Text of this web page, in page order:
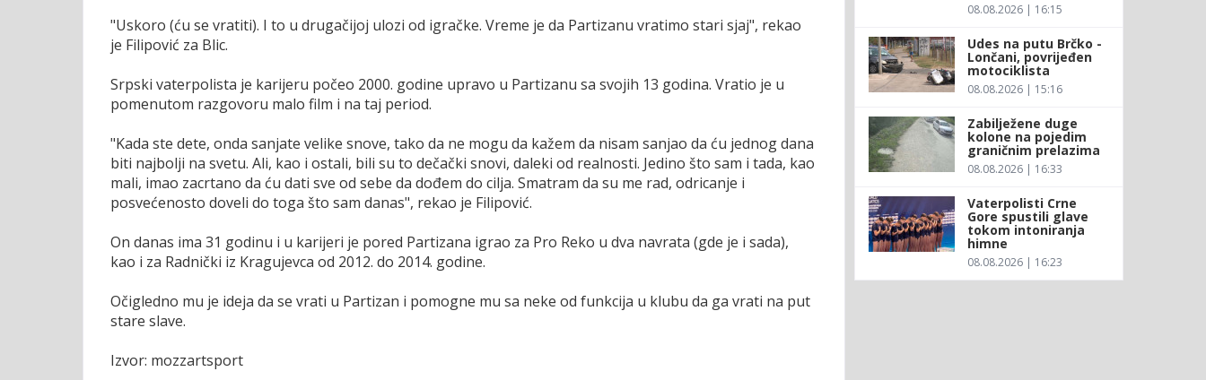
"Uskoro (ću se vratiti). I to u drugačijoj ulozi od igračke. Vreme je da Partizanu vratimo stari sjaj", rekao
je Filipović za Blic.
Srpski vaterpolista je karijeru počeo 2000. godine upravo u Partizanu sa svojih 13 godina. Vratio je u
pomenutom razgovoru malo film i na taj period.
"Kada ste dete, onda sanjate velike snove, tako da ne mogu da kažem da nisam sanjao da ću jednog dana
biti najbolji na svetu. Ali, kao i ostali, bili su to dečački snovi, daleki od realnosti. Jedino što sam i tada, kao
mali, imao zacrtano da ću dati sve od sebe da dođem do cilja. Smatram da su me rad, odricanje i
posvećenosto doveli do toga što sam danas", rekao je Filipović.
On danas ima 31 godinu i u karijeri je pored Partizana igrao za Pro Reko u dva navrata (gde je i sada),
kao i za Radnički iz Kragujevca od 2012. do 2014. godine.
Očigledno mu je ideja da se vrati u Partizan i pomogne mu sa neke od funkcija u klubu da ga vrati na put
stare slave.
Izvor: mozzartsport
08.08.2026 | 16:15
Udes na putu Brčko -
Lončani, povrijeđen
motociklista
08.08.2026 | 15:16
Zabilježene duge
kolone na pojedim
graničnim prelazima
08.08.2026 | 16:33
Vaterpolisti Crne
Gore spustili glave
tokom intoniranja
himne
08.08.2026 | 16:23